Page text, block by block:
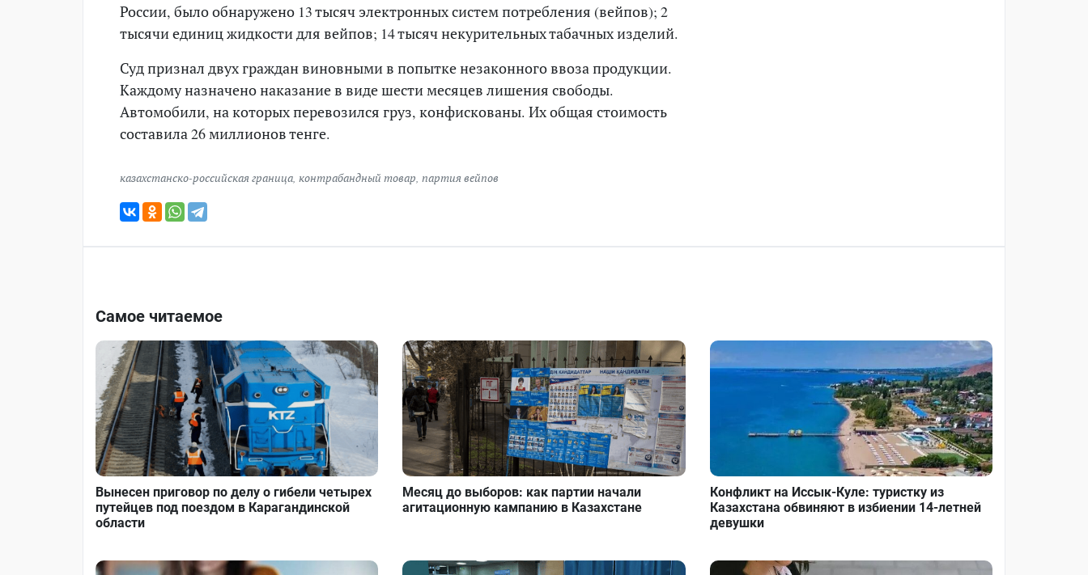
России, было обнаружено 13 тысяч электронных систем потребления (вейпов); 2
тысячи единиц жидкости для вейпов; 14 тысяч некурительных табачных изделий.
Суд признал двух граждан виновными в попытке незаконного ввоза продукции.
Каждому назначено наказание в виде шести месяцев лишения свободы.
Автомобили, на которых перевозился груз, конфискованы. Их общая стоимость
составила 26 миллионов тенге.
казахстанско-российская граница, контрабандный товар, партия вейпов
Самое читаемое
Вынесен приговор по делу о гибели четырех
путейцев под поездом в Карагандинской
области
Месяц до выборов: как партии начали
агитационную кампанию в Казахстане
Конфликт на Иссык-Куле: туристку из
Казахстана обвиняют в избиении 14-летней
девушки